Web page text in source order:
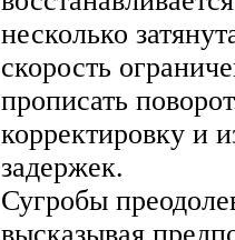
несколько
скорость
прописать
корректировку и
задержек.
Сугробы